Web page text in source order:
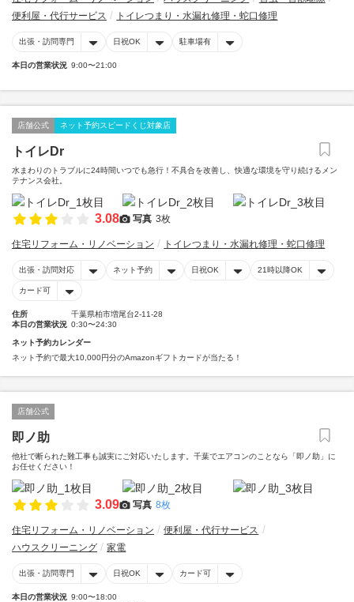
便利屋・代行サービス
トイレつまり・水漏れ修理・蛇口修理
出張・訪問専門 日祝OK 駐車場有
本日の営業状況 9:00〜21:00
店舗公式 ネット予約スピードくじ対象店
トイレDr
水まわりのトラブルに24時間いつでも急行！不具合を改善し、快適な環境を守り続けるメン
テナンス会社。
3.08 写真 3枚
住宅リフォーム・リノベーション トイレつまり・水漏れ修理・蛇口修理
出張・訪問対応 ネット予約 日祝OK 21時以降OK
カード可
住所
千葉県柏市増尾台2-11-28
本日の営業状況 0:30〜24:30
ネット予約カレンダー
ネット予約で最大10,000円分のAmazonギフトカードが当たる！
店舗公式
即ノ助
他社で断られた難工事も誠実にご対応いたします。千葉でエアコンのことなら「即ノ助」に
お任せください！
3.09 写真 8枚
住宅リフォーム・リノベーション
便利屋・代行サービス
ハウスクリーニング
家電
出張・訪問専門 日祝OK カード可
本日の営業状況 9:00〜18:00